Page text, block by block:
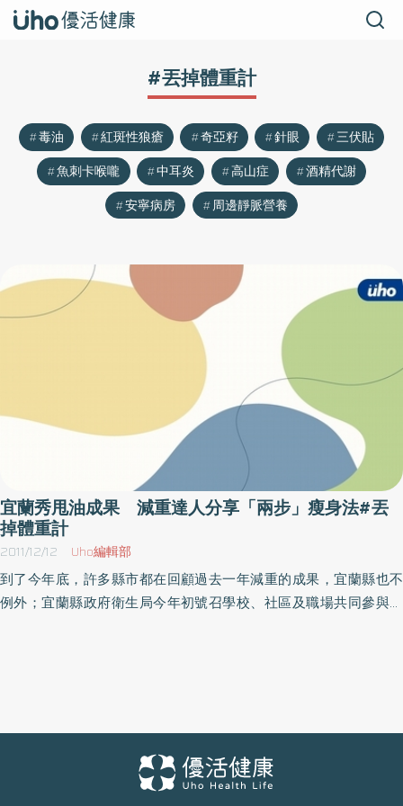
#丟掉體重計
毒油 紅斑性狼瘡 奇亞籽 針眼
三伏貼
魚刺卡喉嚨
中耳炎 高山症
酒精代謝
安寧病房
周邊靜脈營養
宜蘭秀甩油成果 減重達人分享「兩步」瘦身法#丟
掉體重計
2011/12/12 Uho編輯部
到了今年底，許多縣市都在回顧過去一年減重的成果，宜蘭縣也不
例外；宜蘭縣政府衛生局今年初號召學校、社區及職場共同參與減
病的主因，而肥胖的主要原因與不良的生活型態如五蔬果比例不
足、缺乏運動等有關。根據行政院衛生署國民健康局「2009年國民